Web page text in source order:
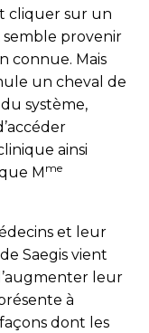
cliquer sur un
semble provenir
connue. Mais
un cheval de
système,
ainsi
M me
et leur
Saegis vient
leur
à
dont les